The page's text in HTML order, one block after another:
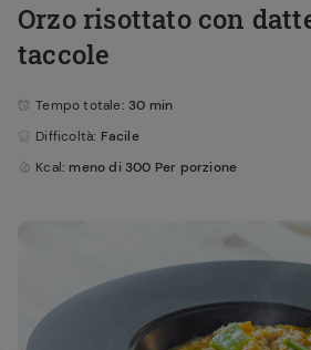
Orzo risottato con
taccole
Tempo totale: 30 min
Difficoltà: Facile
Kcal: meno di 300 Per porzione